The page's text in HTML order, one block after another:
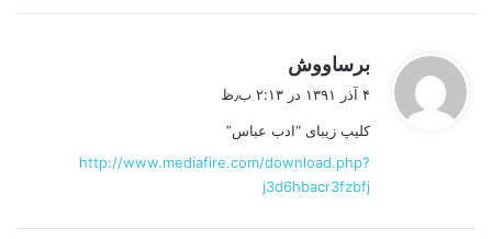
برساووش
:
۴ آذر ۱۳۹۱ در ۲:۱۳ ب٫ظ
کلیپ زیبای “ادب عباس”
http://www.mediafire.com/download.php?
j3d6hbacr3fzbfj